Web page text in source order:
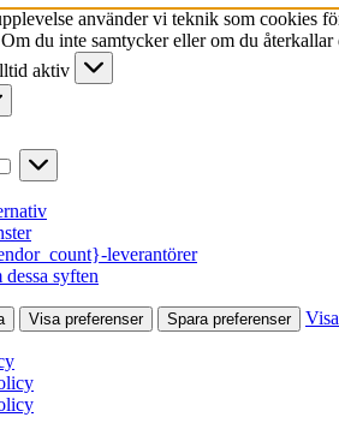
använder vi teknik som cookies
du inte samtycker eller om du
aktiv
Marknadsföring
leverantörer
syften
Visa preferenser Spara preferenser